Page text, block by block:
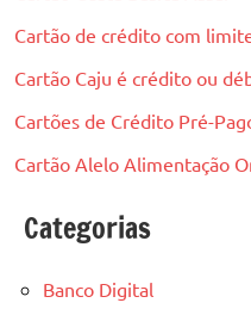
Cartão de crédito com
Cartão Caju é crédito ou
Cartões de Crédito Pré-
Cartão Alelo Alimentação
Categorias
Banco Digital